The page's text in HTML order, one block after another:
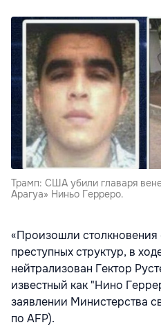
Трамп: США убили главаря
Арагуа» Ниньо Герреро.
«Произошли столкновения
преступных структур, в
нейтрализован Гектор
известный как "Нино
заявлении Министерства
по AFP).